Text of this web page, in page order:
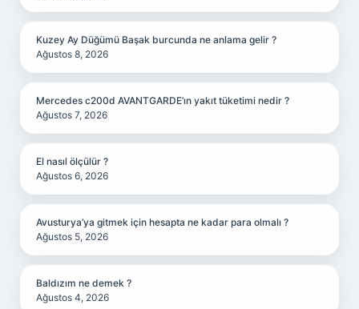
Kuzey Ay Düğümü Başak burcunda ne anlama gelir ?
Ağustos 8, 2026
Mercedes c200d AVANTGARDE’ın yakıt tüketimi nedir ?
Ağustos 7, 2026
El nasıl ölçülür ?
Ağustos 6, 2026
Avusturya’ya gitmek için hesapta ne kadar para olmalı ?
Ağustos 5, 2026
Baldızım ne demek ?
Ağustos 4, 2026